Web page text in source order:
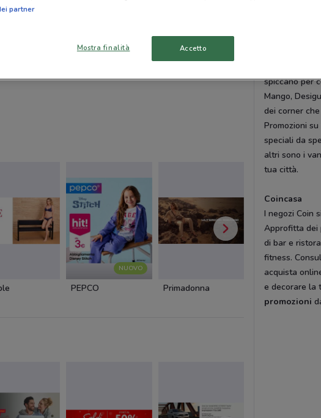
NUOVO
PEPCO Primadonna Oltre
hanno
quanto
Coin, i
Coin
spiccano per
Mango,
dei corner
Promozioni
speciali da
altri sono i
tua città.
Coincasa
I negozi Coin
Approfitta dei
di bar e
fitness.
acquista
e decorare la
promozioni
partner
Mostra finalità Accetto